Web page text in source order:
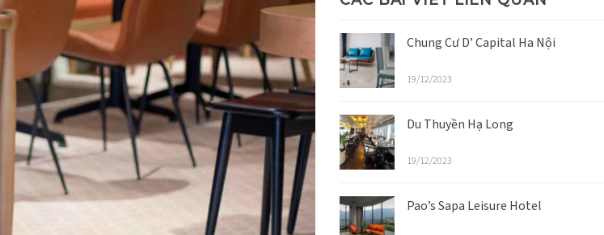
Chung Cư D’ Capital Ha Nội
19/12/2023
Du Thuyền Hạ Long
19/12/2023
Pao’s Sapa Leisure Hotel